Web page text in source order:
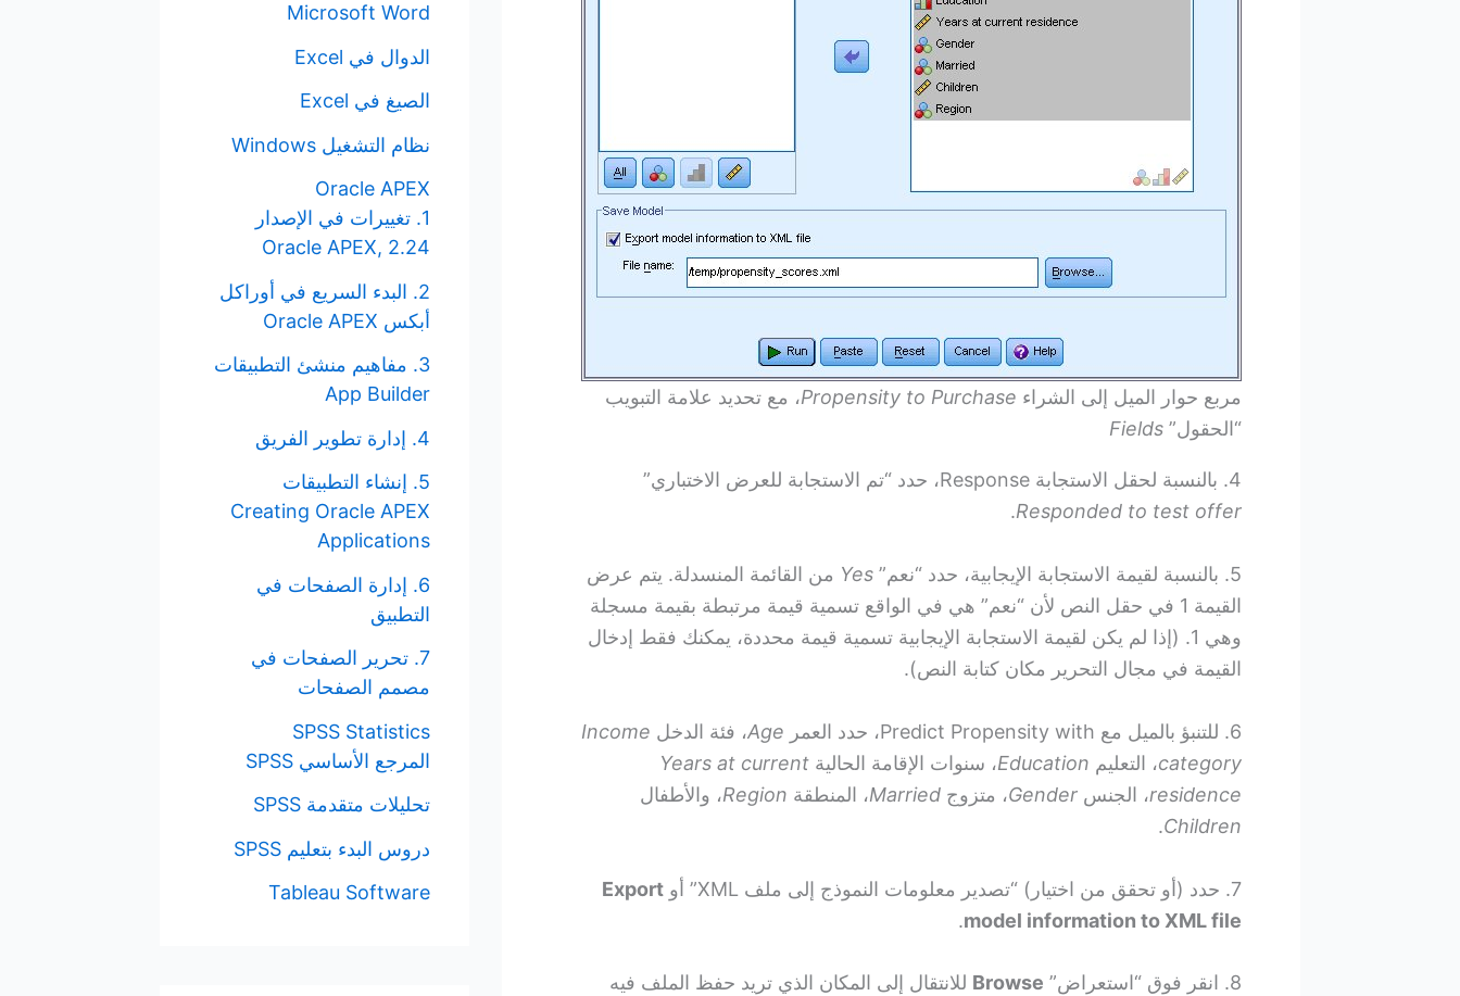
مربع حوار الميل إلى الشراء Propensity to Purchase، مع تحديد علامة التبويب
“الحقول” Fields
4. بالنسبة لحقل الاستجابة Response، حدد “تم الاستجابة للعرض الاختباري”
Responded to test offer
.
5. بالنسبة لقيمة الاستجابة الإيجابية، حدد “نعم” Yes من القائمة المنسدلة. يتم عرض
القيمة 1 في حقل النص لأن “نعم” هي في الواقع تسمية قيمة مرتبطة بقيمة مسجلة
وهي 1. (إذا لم يكن لقيمة الاستجابة الإيجابية تسمية قيمة محددة، يمكنك فقط إدخال
القيمة في مجال التحرير مكان كتابة النص).
6. للتنبؤ بالميل مع Predict Propensity with، حدد العمر Age، فئة الدخل Income
category، التعليم Education، سنوات الإقامة الحالية Years at current
residence، الجنس Gender، متزوج Married، المنطقة Region، والأطفال
Children
.
7. حدد (أو تحقق من اختيار) “تصدير معلومات النموذج إلى ملف XML” أو
Export
model information to XML file
.
8. انقر فوق “استعراض” Browse للانتقال إلى المكان الذي تريد حفظ الملف فيه
Microsoft Word
الدوال في Excel
الصيغ في Excel
نظام التشغيل Windows
Oracle APEX
1. تغييرات في الإصدار
Oracle APEX, 2.24
2. البدء السريع في أوراكل
أبكس Oracle APEX
3. مفاهيم منشئ التطبيقات
App Builder
4. إدارة تطوير الفريق
5. إنشاء التطبيقات
Creating Oracle APEX
Applications
6. إدارة الصفحات في
التطبيق
7. تحرير الصفحات في
مصمم الصفحات
SPSS Statistics
المرجع الأساسي SPSS
تحليلات متقدمة SPSS
دروس البدء بتعليم SPSS
Tableau Software